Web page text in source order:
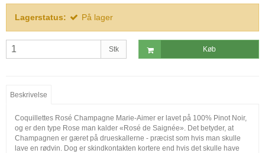
Lagerstatus: På lager
Stk Køb
Beskrivelse
Coquillettes Rosé Champagne Marie-Aimer er lavet på 100% Pinot Noir,
og er den type Rose man kalder «Rosé de Saignée». Det betyder, at
Champagnen er gæret på drueskallerne - præcist som hvis man skulle
lave en rødvin. Dog er skindkontakten kortere end hvis det skulle have